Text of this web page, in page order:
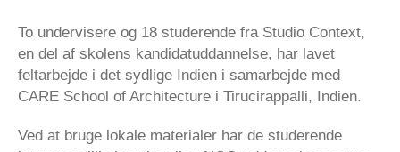
To undervisere og 18 studerende fra Studio Context,
en del af skolens kandidatuddannelse, har lavet
feltarbejde i det sydlige Indien i samarbejde med
CARE School of Architecture i Tirucirappalli, Indien.
Ved at bruge lokale materialer har de studerende